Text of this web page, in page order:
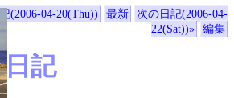
記(2006-04-20(Thu)) 最新
次の日記(2006-04-
22(Sat))»
編集
記